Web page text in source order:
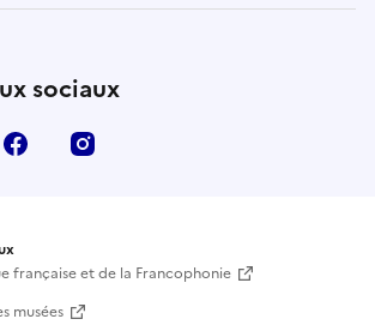
sociaux
Facebook
française et de la Francophonie
musées